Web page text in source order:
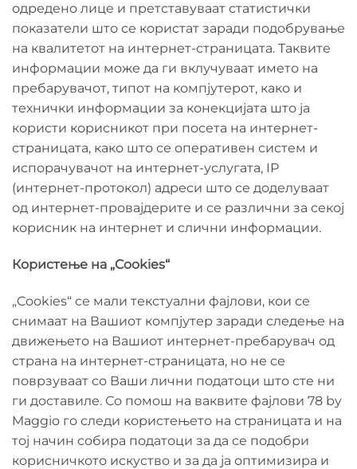
одредено лице и претставуваат статистички
показатели што се користат заради подобрување
на квалитетот на интернет-страницата. Таквите
информации може да ги вклучуваат името на
пребарувачот, типот на компјутерот, како и
технички информации за конекцијата што ја
користи корисникот при посета на интернет-
страницата, како што се оперативен систем и
испорачувачот на интернет-услугата, IP
(интернет-протокол) адреси што се доделуваат
од интернет-провајдерите и се различни за секој
корисник на интернет и слични информации.
Користење на „Cookies“
„Cookies“ се мали текстуални фајлови, кои се
снимаат на Вашиот компјутер заради следење на
движењето на Вашиот интернет-пребарувач од
страна на интернет-страницата, но не се
поврзуваат со Ваши лични податоци што сте ни
ги доставиле. Со помош на ваквите фајлови 78 by
Maggio го следи користењето на страницата и на
тој начин собира податоци за да се подобри
корисничкото искуство и за да ја оптимизира и